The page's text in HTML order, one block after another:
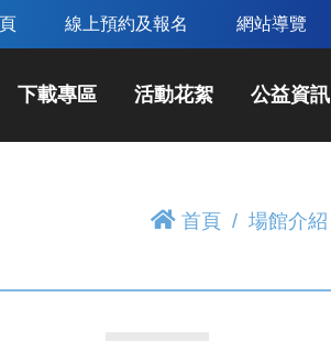
線上預約及報名 網站導覽
下載專區 活動花絮 公益資訊
首頁 場館介紹